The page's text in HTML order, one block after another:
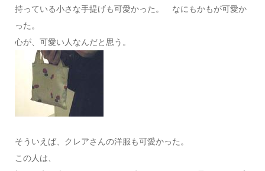
持っている小さな手提げも可愛かった。 なにもかもが可愛か
った。
心が、可愛い人なんだと思う。
そういえば、クレアさんの洋服も可愛かった。
この人は、